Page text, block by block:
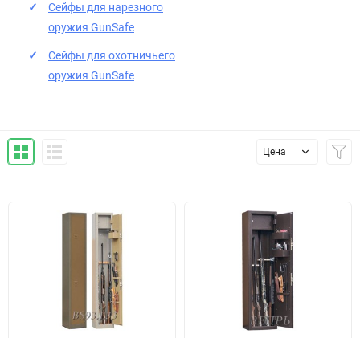
Сейфы для нарезного
оружия GunSafe
Сейфы для охотничьего
оружия GunSafe
Цена